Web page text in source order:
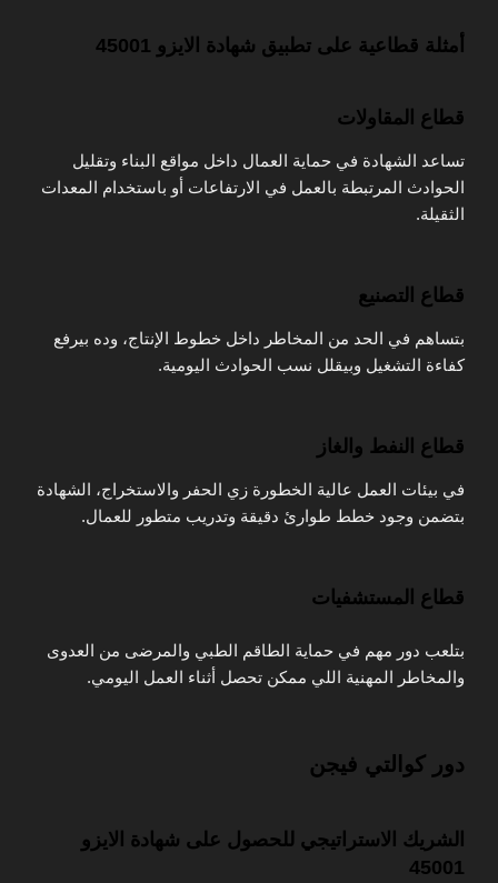
أمثلة قطاعية على تطبيق شهادة الايزو 45001
قطاع المقاولات
تساعد الشهادة في حماية العمال داخل مواقع البناء وتقليل
الحوادث المرتبطة بالعمل في الارتفاعات أو باستخدام المعدات
الثقيلة.
قطاع التصنيع
بتساهم في الحد من المخاطر داخل خطوط الإنتاج، وده بيرفع
كفاءة التشغيل وبيقلل نسب الحوادث اليومية.
قطاع النفط والغاز
في بيئات العمل عالية الخطورة زي الحفر والاستخراج، الشهادة
بتضمن وجود خطط طوارئ دقيقة وتدريب متطور للعمال.
قطاع المستشفيات
بتلعب دور مهم في حماية الطاقم الطبي والمرضى من العدوى
والمخاطر المهنية اللي ممكن تحصل أثناء العمل اليومي.
دور كوالتي فيجن
الشريك الاستراتيجي للحصول على شهادة الايزو
45001